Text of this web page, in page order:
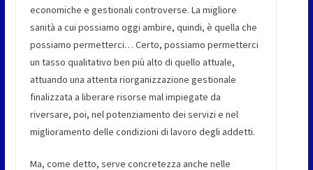
economiche e gestionali controverse. La migliore
sanità a cui possiamo oggi ambire, quindi, è quella che
possiamo permetterci… Certo, possiamo permetterci
un tasso qualitativo ben più alto di quello attuale,
attuando una attenta riorganizzazione gestionale
finalizzata a liberare risorse mal impiegate da
riversare, poi, nel potenziamento dei servizi e nel
miglioramento delle condizioni di lavoro degli addetti.
Ma, come detto, serve concretezza anche nelle